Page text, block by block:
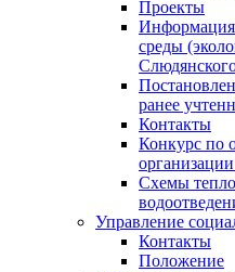
Проекты
среды
ранее
Контакты
Конкурс по
Схемы
Управление
Контакты
Положение